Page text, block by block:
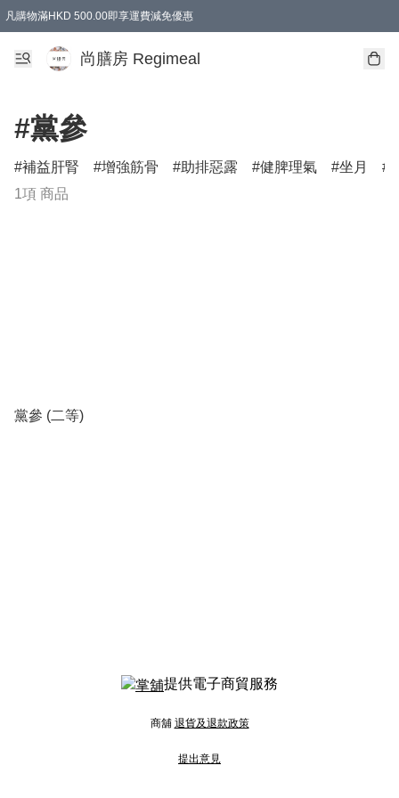
凡購物滿HKD 500.00即享運費減免優惠
尚膳房 Regimeal
#黨參
補益肝腎 增強筋骨 助排惡露 健脾理氣 坐月
1項 商品
黨參 (二等)
提供電子商貿服務
商舖 退貨及退款政策
提出意見